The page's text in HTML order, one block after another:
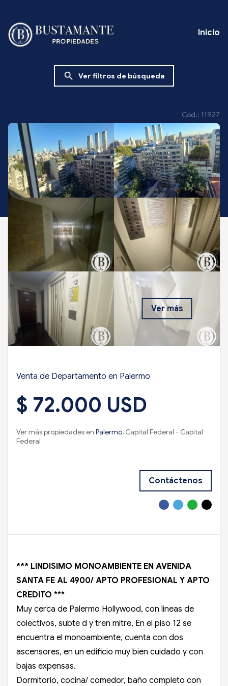
Inicio
search Ver filtros de búsqueda
Cód.: 11927
Ver más
Venta de Departamento en Palermo
$ 72.000 USD
Ver más propiedades en Palermo, Capital Federal - Capital
Federal
Contáctenos
*** LINDISIMO MONOAMBIENTE EN AVENIDA
SANTA FE AL 4900/ APTO PROFESIONAL Y APTO
CREDITO ***
Muy cerca de Palermo Hollywood, con lineas de
colectivos, subte d y tren mitre, En el piso 12 se
encuentra el monoambiente, cuenta con dos
ascensores, en un edificio muy bien cuidado y con
bajas expensas.
Dormitorio, cocina/ comedor, baño completo con